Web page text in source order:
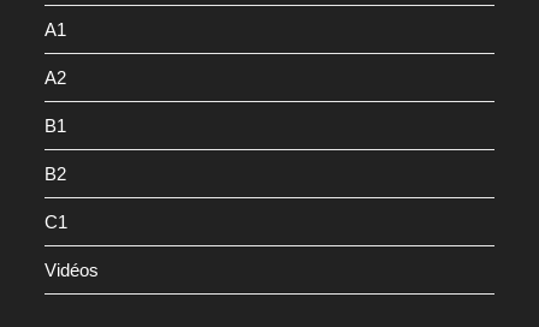
A1
A2
B1
B2
C1
Vidéos